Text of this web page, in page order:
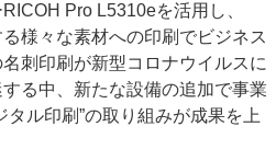
込み
サイトポリシー
Pro L5310eを活用し、
様々な素材への印刷でビジネス
刺印刷が新型コロナウイルスに
る中、新たな設備の追加で事業
タル印刷”の取り組みが成果を上